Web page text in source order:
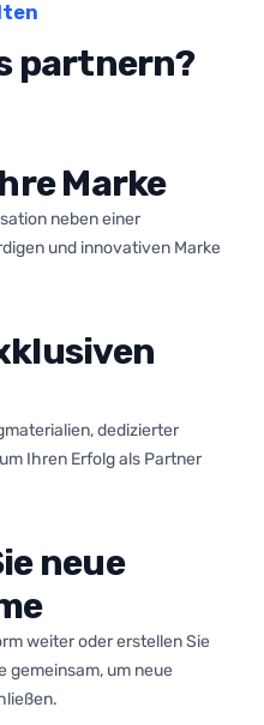
partnern?
neben einer
und innovativen Marke
Marke
dedizierter
Ihren Erfolg als Partner
weiter oder erstellen Sie
gemeinsam, um neue
neue